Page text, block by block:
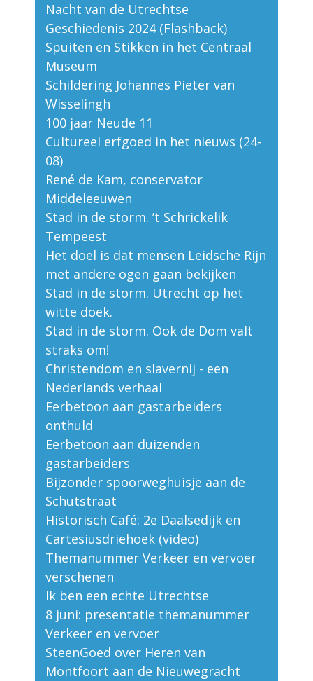
Nacht van de Utrechtse
Geschiedenis 2024 (Flashback)
Spuiten en Stikken in het Centraal
Museum
Schildering Johannes Pieter van
Wisselingh
100 jaar Neude 11
Cultureel erfgoed in het nieuws (24-
08)
René de Kam, conservator
Middeleeuwen
Stad in de storm. ’t Schrickelik
Tempeest
Het doel is dat mensen Leidsche Rijn
met andere ogen gaan bekijken
Stad in de storm. Utrecht op het
witte doek.
Stad in de storm. Ook de Dom valt
straks om!
Christendom en slavernij - een
Nederlands verhaal
Eerbetoon aan gastarbeiders
onthuld
Eerbetoon aan duizenden
gastarbeiders
Bijzonder spoorweghuisje aan de
Schutstraat
Historisch Café: 2e Daalsedijk en
Cartesiusdriehoek (video)
Themanummer Verkeer en vervoer
verschenen
Ik ben een echte Utrechtse
8 juni: presentatie themanummer
Verkeer en vervoer
SteenGoed over Heren van
Montfoort aan de Nieuwegracht